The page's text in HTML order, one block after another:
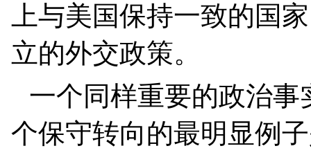
上与美国保持一致的国
立的外交政策。
一个同样重要的政治
个保守转向的最明显例